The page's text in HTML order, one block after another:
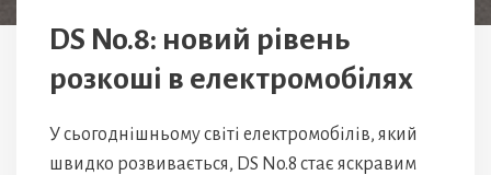
DS No.8: новий рівень
розкоші в електромобілях
У сьогоднішньому світі електромобілів, який
швидко розвивається, DS No.8 стає яскравим